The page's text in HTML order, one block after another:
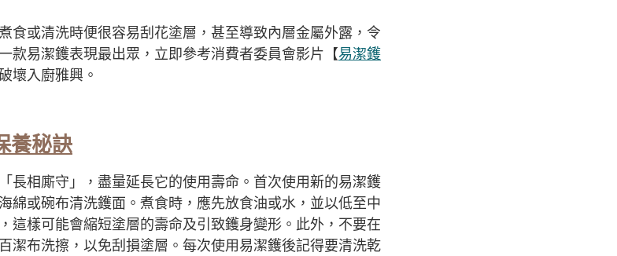
食或清洗時便很容易刮花塗層，甚至導致內層金屬外露，令
款易潔鑊表現最出眾，立即參考消費者委員會影片【易潔鑊
壞入廚雅興。
養秘訣
長相廝守」，盡量延長它的使用壽命。首次使用新的易潔鑊
綿或碗布清洗鑊面。煮食時，應先放食油或水，並以低至中
這樣可能會縮短塗層的壽命及引致鑊身變形。此外，不要在
潔布洗擦，以免刮損塗層。每次使用易潔鑊後記得要清洗乾